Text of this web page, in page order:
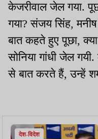
केजरीवाल जेल गया.
गया? संजय सिंह,
बात कहते हुए पूछा,
सोनिया गांधी जेल
से बात करते हैं, उन्हें
देश-विदेश